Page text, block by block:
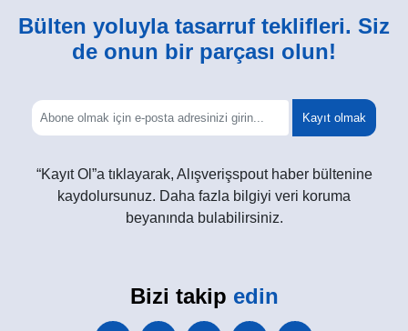
Bülten yoluyla tasarruf teklifleri. Siz
de onun bir parçası olun!
Kayıt olmak
“Kayıt Ol”a tıklayarak, Alışverişspout haber bültenine
kaydolursunuz. Daha fazla bilgiyi veri koruma
beyanında bulabilirsiniz.
Bizi takip edin